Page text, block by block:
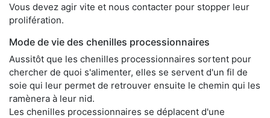
Vous devez agir vite et nous contacter pour stopper leur
prolifération.
Mode de vie des chenilles processionnaires
Aussitôt que les chenilles processionnaires sortent pour
chercher de quoi s'alimenter, elles se servent d'un fil de
soie qui leur permet de retrouver ensuite le chemin qui les
ramènera à leur nid.
Les chenilles processionnaires se déplacent d'une